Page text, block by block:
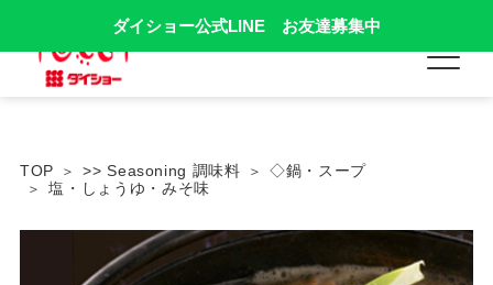
ダイショー公式LINE お友達募集中
TOP >> Seasoning 調味料
◇鍋・スープ
塩・しょうゆ・みそ味